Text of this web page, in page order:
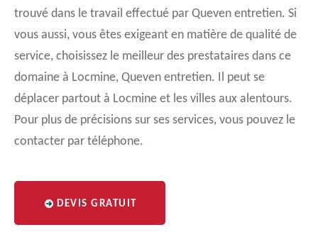
trouvé dans le travail effectué par Queven entretien. Si
vous aussi, vous êtes exigeant en matière de qualité de
service, choisissez le meilleur des prestataires dans ce
domaine à Locmine, Queven entretien. Il peut se
déplacer partout à Locmine et les villes aux alentours.
Pour plus de précisions sur ses services, vous pouvez le
contacter par téléphone.
DEVIS GRATUIT